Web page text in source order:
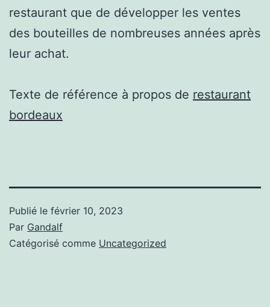
restaurant que de développer les ventes
des bouteilles de nombreuses années après
leur achat.
Texte de référence à propos de restaurant
bordeaux
Publié le février 10, 2023
Par Gandalf
Catégorisé comme Uncategorized